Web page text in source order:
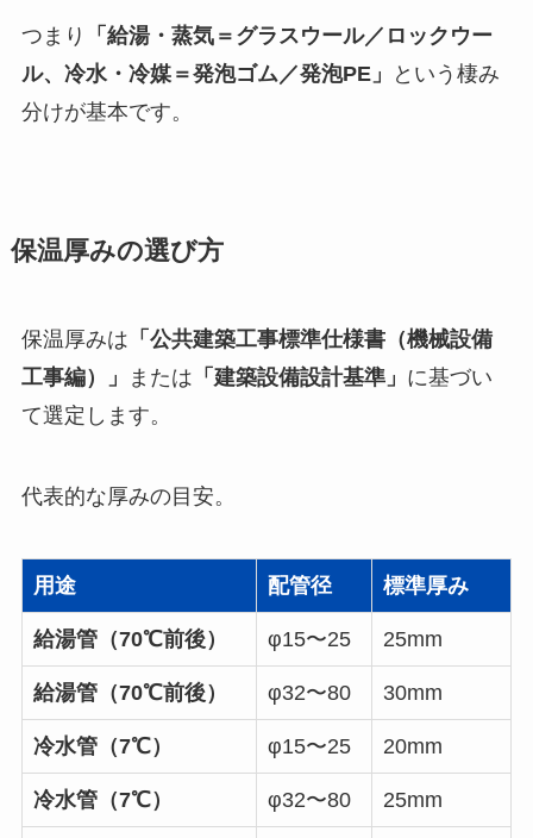
つまり
「給湯・蒸気＝グラスウール／ロックウー
ル、冷水・冷媒＝発泡ゴム／発泡PE」
という棲み
分けが基本です。
保温厚みの選び方
保温厚みは 「公共建築工事標準仕様書（機械設備
工事編）」
または 「建築設備設計基準」 に基づい
て選定します。
代表的な厚みの目安。
用途 配管径 標準厚み
給湯管（70℃前後） φ15〜25 25mm
給湯管（70℃前後） φ32〜80 30mm
冷水管（7℃） φ15〜25 20mm
冷水管（7℃） φ32〜80 25mm